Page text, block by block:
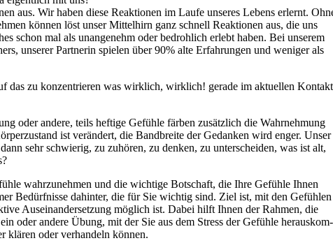
aus. Wir haben diese Reak­tio­nen im Laufe unse­res Lebens erlernt.
kön­nen löst unser Mit­tel­hirn ganz schnell Reak­tio­nen aus, die uns
schon mal als unan­ge­nehm oder bedroh­lich erlebt haben. Bei unse­rem
unse­rer Part­ne­rin spie­len über 90% alte Erfah­run­gen und weni­ger als
das zu kon­zen­trie­ren was wirk­lich, wirk­lich! gerade im aktu­el­len Kon­takt
oder andere, teils hef­tige Gefühle fär­ben zusätz­lich die Wahr­neh­mung
ist ver­än­dert, die Band­breite der Gedan­ken wird enger. Unser
sehr schwie­rig, zu zuhö­ren, zu den­ken, zu unter­schei­den, was ist alt,
wahr­zu­neh­men und die wich­tige Bot­schaft, die Ihre Gefühle Ihnen
Bedürf­nisse dahin­ter, die für Sie wich­tig sind. Ziel ist, mit den Gefüh­len
Aus­ein­an­der­set­zung mög­lich ist. Dabei hilft Ihnen der Rah­men, die
oder andere Übung, mit der Sie aus dem Stress der Gefühle her­aus­kom­
klä­ren oder ver­han­deln können.